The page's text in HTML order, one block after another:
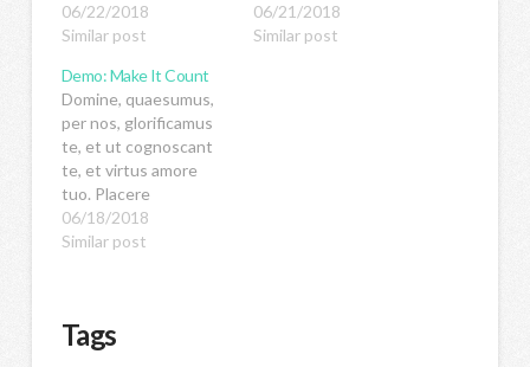
Benedicite omnes qui
utuntur hoc
quaesumus, per nos,
glorificamus te, et ut
cognoscant te, et
virtus amore tuo.
Placere Benedicite
omnes qui utuntur hoc
productum.Domine,
quaesumus, per nos,
06/22/2018
Similar post
Benedicite omnes qui
utuntur hoc
06/21/2018
Similar post
Demo: Make It Count
Domine, quaesumus,
per nos, glorificamus
te, et ut cognoscant
te, et virtus amore
tuo. Placere
Benedicite omnes qui
utuntur hoc
cognoscant te, et
06/18/2018
Similar post
Tags